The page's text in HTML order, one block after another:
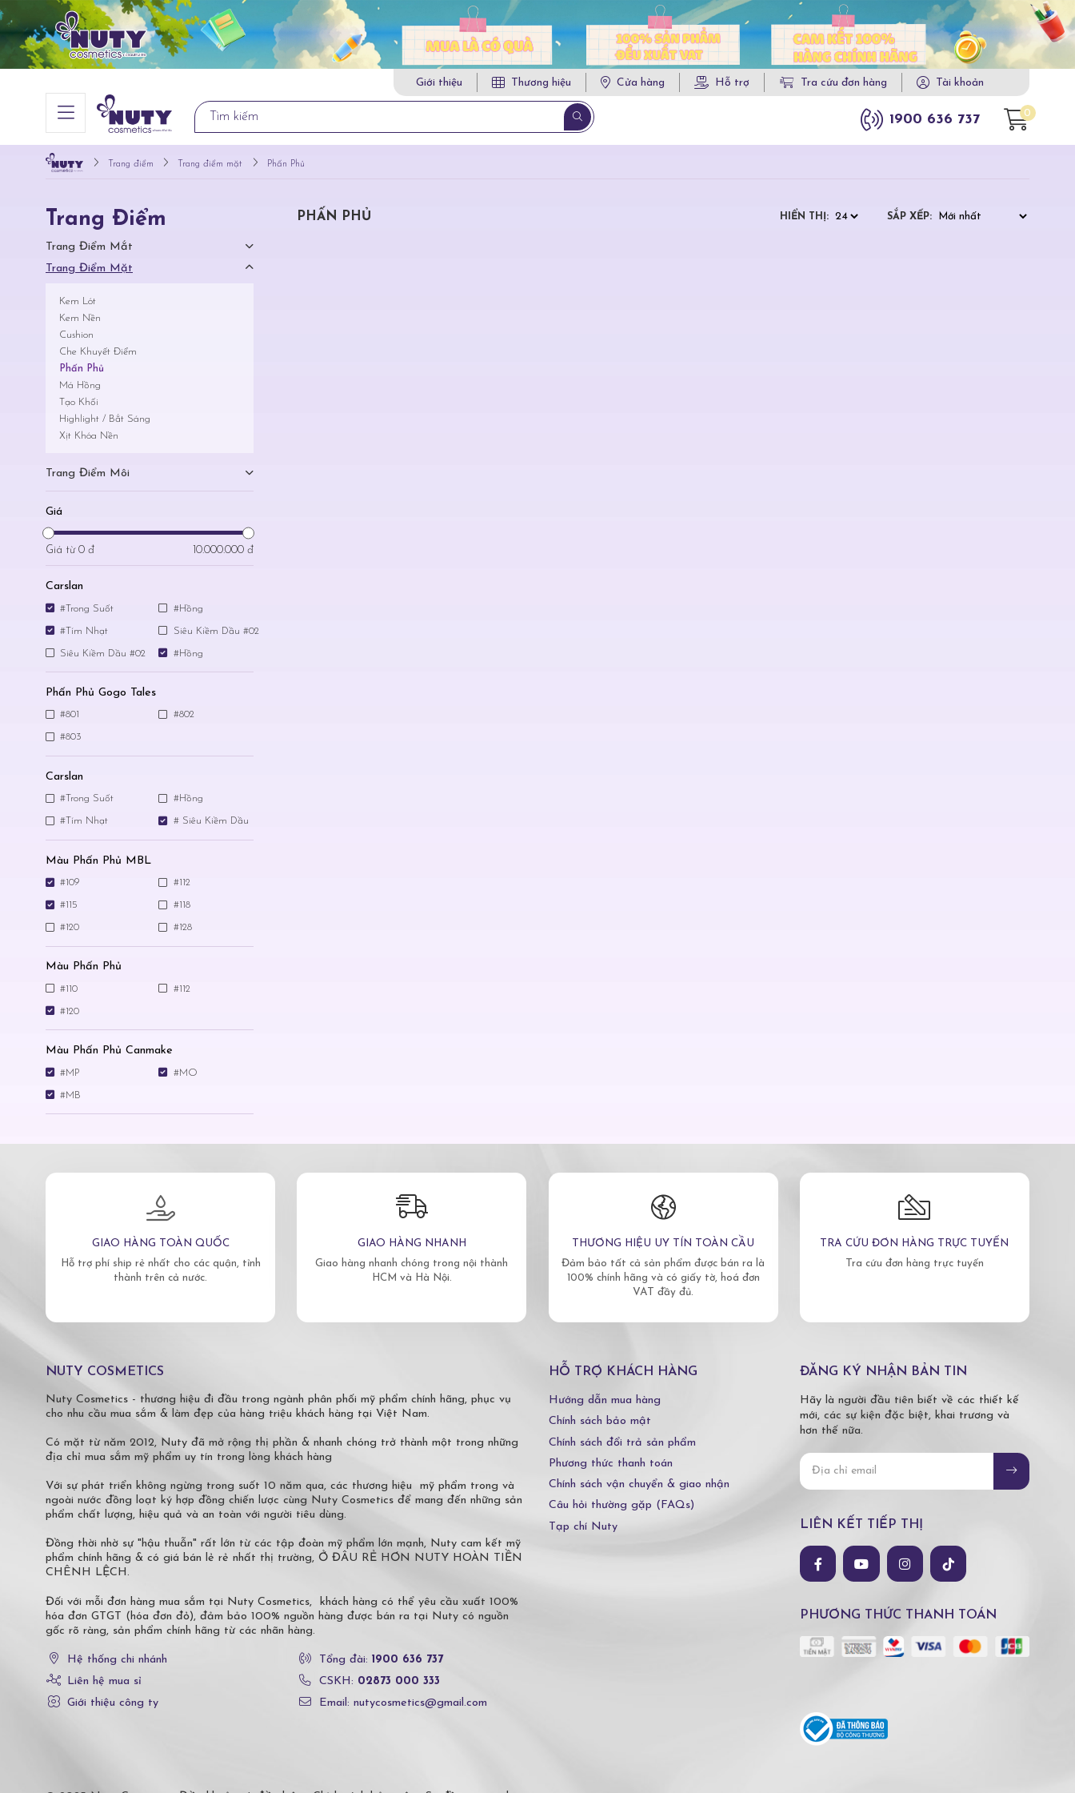
Giới thiệu Thương hiệu Cửa hàng Hỗ trợ Tra cứu đơn hàng Tài khoản
1900 636 737 0
Trang điểm Trang điểm mặt Phấn Phủ
Trang Điểm
Trang Điểm Mắt
Trang Điểm Mặt
Kem Lót
Kem Nền
Cushion
Che Khuyết Điểm
Phấn Phủ
Má Hồng
Tạo Khối
Highlight / Bắt Sáng
Xịt Khóa Nền
Trang Điểm Môi
Giá
Giá từ 0 đ 10.000.000 đ
Carslan
#Trong Suốt #Hồng
#Tím Nhạt Siêu Kiềm Dầu #02
Siêu Kiềm Dầu #02 #Hồng
Phấn Phủ Gogo Tales
#801 #802
#803
Carslan
#Trong Suốt #Hồng
#Tím Nhạt # Siêu Kiềm Dầu
Màu Phấn Phủ MBL
#109 #112
#115 #118
#120 #128
Màu Phấn Phủ
#110 #112
#120
Màu Phấn Phủ Canmake
#MP #MO
#MB
PHẤN PHỦ HIỂN THỊ: SẮP XẾP:
GIAO HÀNG TOÀN QUỐC
Hỗ trợ phí ship rẻ nhất cho các quận, tỉnh
thành trên cả nước.
GIAO HÀNG NHANH
Giao hàng nhanh chóng trong nội thành
HCM và Hà Nội.
THƯƠNG HIỆU UY TÍN TOÀN CẦU
Đảm bảo tất cả sản phẩm được bán ra là
100% chính hãng và có giấy tờ, hoá đơn
VAT đầy đủ.
TRA CỨU ĐƠN HÀNG TRỰC TUYẾN
Tra cứu đơn hàng trực tuyến
NUTY COSMETICS
Nuty Cosmetics - thương hiệu đi đầu trong ngành phân phối mỹ phẩm chính hãng, phục vụ
cho nhu cầu mua sắm & làm đẹp của hàng triệu khách hàng tại Việt Nam.
Có mặt từ năm 2012, Nuty đã mở rộng thị phần & nhanh chóng trở thành một trong những
địa chỉ mua sắm mỹ phẩm uy tín trong lòng khách hàng
Với sự phát triển không ngừng trong suốt 10 năm qua, các thương hiệu mỹ phẩm trong và
ngoài nước đồng loạt ký hợp đồng chiến lược cùng Nuty Cosmetics để mang đến những sản
phẩm chất lượng, hiệu quả và an toàn với người tiêu dùng.
Đồng thời nhờ sự "hậu thuẫn" rất lớn từ các tập đoàn mỹ phẩm lớn mạnh, Nuty cam kết mỹ
phẩm chính hãng & có giá bán lẻ rẻ nhất thị trường, Ở ĐÂU RẺ HƠN NUTY HOÀN TIỀN
CHÊNH LỆCH.
Đối với mỗi đơn hàng mua sắm tại Nuty Cosmetics, khách hàng có thể yêu cầu xuất 100%
hóa đơn GTGT (hóa đơn đỏ), đảm bảo 100% nguồn hàng được bán ra tại Nuty có nguồn
gốc rõ ràng, sản phẩm chính hãng từ các nhãn hàng.
Hệ thống chi nhánh
Liên hệ mua sỉ
Giới thiệu công ty
Tổng đài: 1900 636 737
CSKH: 02873 000 333
Email: nutycosmetics@gmail.com
HỖ TRỢ KHÁCH HÀNG
Hướng dẫn mua hàng
Chính sách bảo mật
Chính sách đổi trả sản phẩm
Phương thức thanh toán
Chính sách vận chuyển & giao nhận
Câu hỏi thường gặp (FAQs)
Tạp chí Nuty
ĐĂNG KÝ NHẬN BẢN TIN
Hãy là người đầu tiên biết về các thiết kế
mới, các sự kiện đặc biệt, khai trương và
hơn thế nữa.
LIÊN KẾT TIẾP THỊ
PHƯƠNG THỨC THANH TOÁN